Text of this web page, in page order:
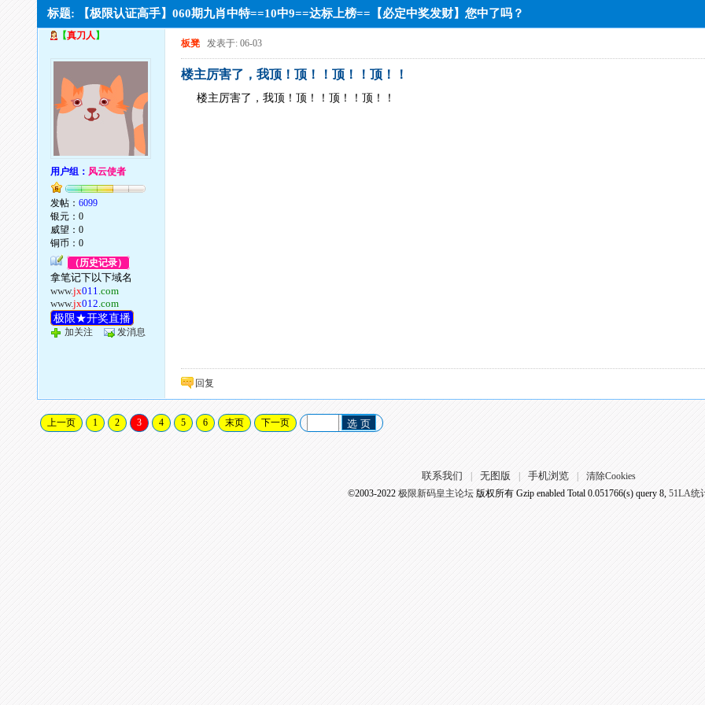
标题: 【极限认证高手】060期九肖中特==10中9==达标上榜==【必定中奖发财】您中了吗？
【真刀人 】
用户组： 风云使者
发帖：6099
银元：0
威望：0
铜币：0
（历史记录）
拿笔记下以下域名
www.jx011.com
www.jx012.com
极限★开奖直播
加关注 发消息
板凳 发表于: 06-03
楼主厉害了，我顶！顶！！顶！！顶！！
楼主厉害了，我顶！顶！！顶！！顶！！
回复
上一页 1 2 3 4 5 6 末页 下一页 选 页
联系我们 无图版 手机浏览
清除Cookies
©2003-2022 极限新码皇主论坛版权所有 Gzip enabled Total 0.051766(s) query 8, 51LA统